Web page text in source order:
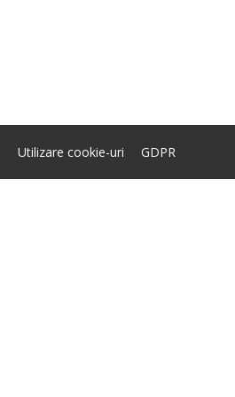
Utilizare cookie-uri GDPR